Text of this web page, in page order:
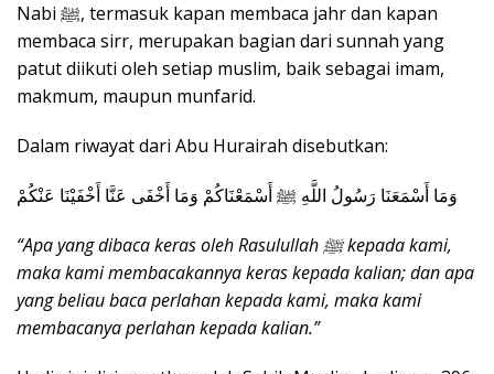
Nabi ﷺ, termasuk kapan membaca jahr dan kapan
membaca sirr, merupakan bagian dari sunnah yang
patut diikuti oleh setiap muslim, baik sebagai imam,
makmum, maupun munfarid.
Dalam riwayat dari Abu Hurairah disebutkan:
وَمَا أَسْمَعَنَا رَسُولُ اللَّهِ ﷺ أَسْمَعْنَاكُمْ وَمَا أَخْفَى عَنَّا أَخْفَيْنَا عَنْكُمْ
“Apa yang dibaca keras oleh Rasulullah ﷺ kepada kami,
maka kami membacakannya keras kepada kalian; dan apa
yang beliau baca perlahan kepada kami, maka kami
membacanya perlahan kepada kalian.”